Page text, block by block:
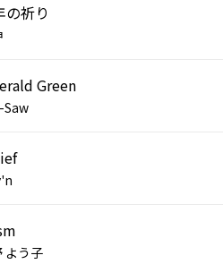
の祈り
Green
Saw
よう子